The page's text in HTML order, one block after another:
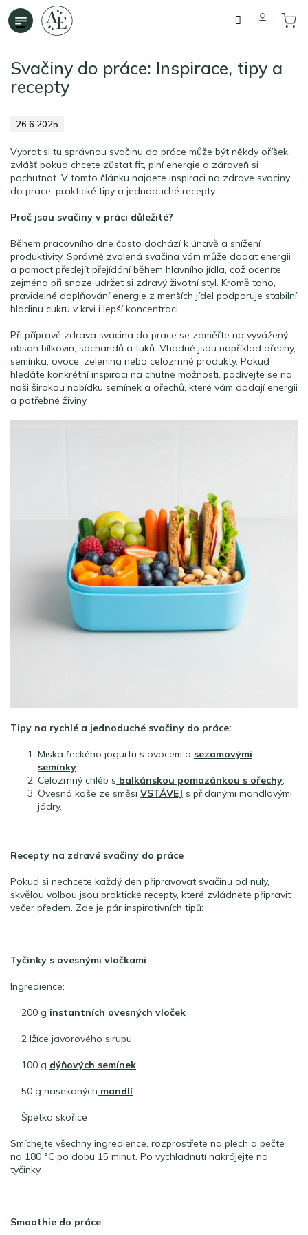
Přejít
na
Svačiny do práce: Inspirace, tipy a
recepty
26.6.2025
Vybrat si tu správnou svačinu do práce může být někdy oříšek,
zvlášť pokud chcete zůstat fit, plní energie a zároveň si
pochutnat. V tomto článku najdete inspiraci na zdrave svaciny
do prace, praktické tipy a jednoduché recepty.
Proč jsou svačiny v práci důležité?
Během pracovního dne často dochází k únavě a snížení
produktivity. Správně zvolená svačina vám může dodat energii
a pomoct předejít přejídání během hlavního jídla, což oceníte
zejména při snaze udržet si zdravý životní styl. Kromě toho,
pravidelné doplňování energie z menších jídel podporuje stabilní
hladinu cukru v krvi i lepší koncentraci.
Při přípravě zdrava svacina do prace se zaměřte na vyvážený
obsah bílkovin, sacharidů a tuků. Vhodné jsou například ořechy,
semínka, ovoce, zelenina nebo celozrnné produkty. Pokud
hledáte konkrétní inspiraci na chutné možnosti, podívejte se na
naši širokou nabídku semínek a ořechů, které vám dodají energii
a potřebné živiny.
Tipy na rychlé a jednoduché svačiny do práce:
Miska řeckého jogurtu s ovocem a sezamovými
semínky.
Celozrnný chléb s balkánskou pomazánkou s ořechy.
Ovesná kaše ze směsi VSTÁVEJ s přidanými mandlovými
jádry.
Recepty na zdravé svačiny do práce
Pokud si nechcete každý den připravovat svačinu od nuly,
skvělou volbou jsou praktické recepty, které zvládnete připravit
večer předem. Zde je pár inspirativních tipů:
Tyčinky s ovesnými vločkami
Ingredience:
200 g instantních ovesných vloček
2 lžíce javorového sirupu
100 g dýňových semínek
50 g nasekaných mandlí
Špetka skořice
Smíchejte všechny ingredience, rozprostřete na plech a pečte
na 180 °C po dobu 15 minut. Po vychladnutí nakrájejte na
tyčinky.
Smoothie do práce